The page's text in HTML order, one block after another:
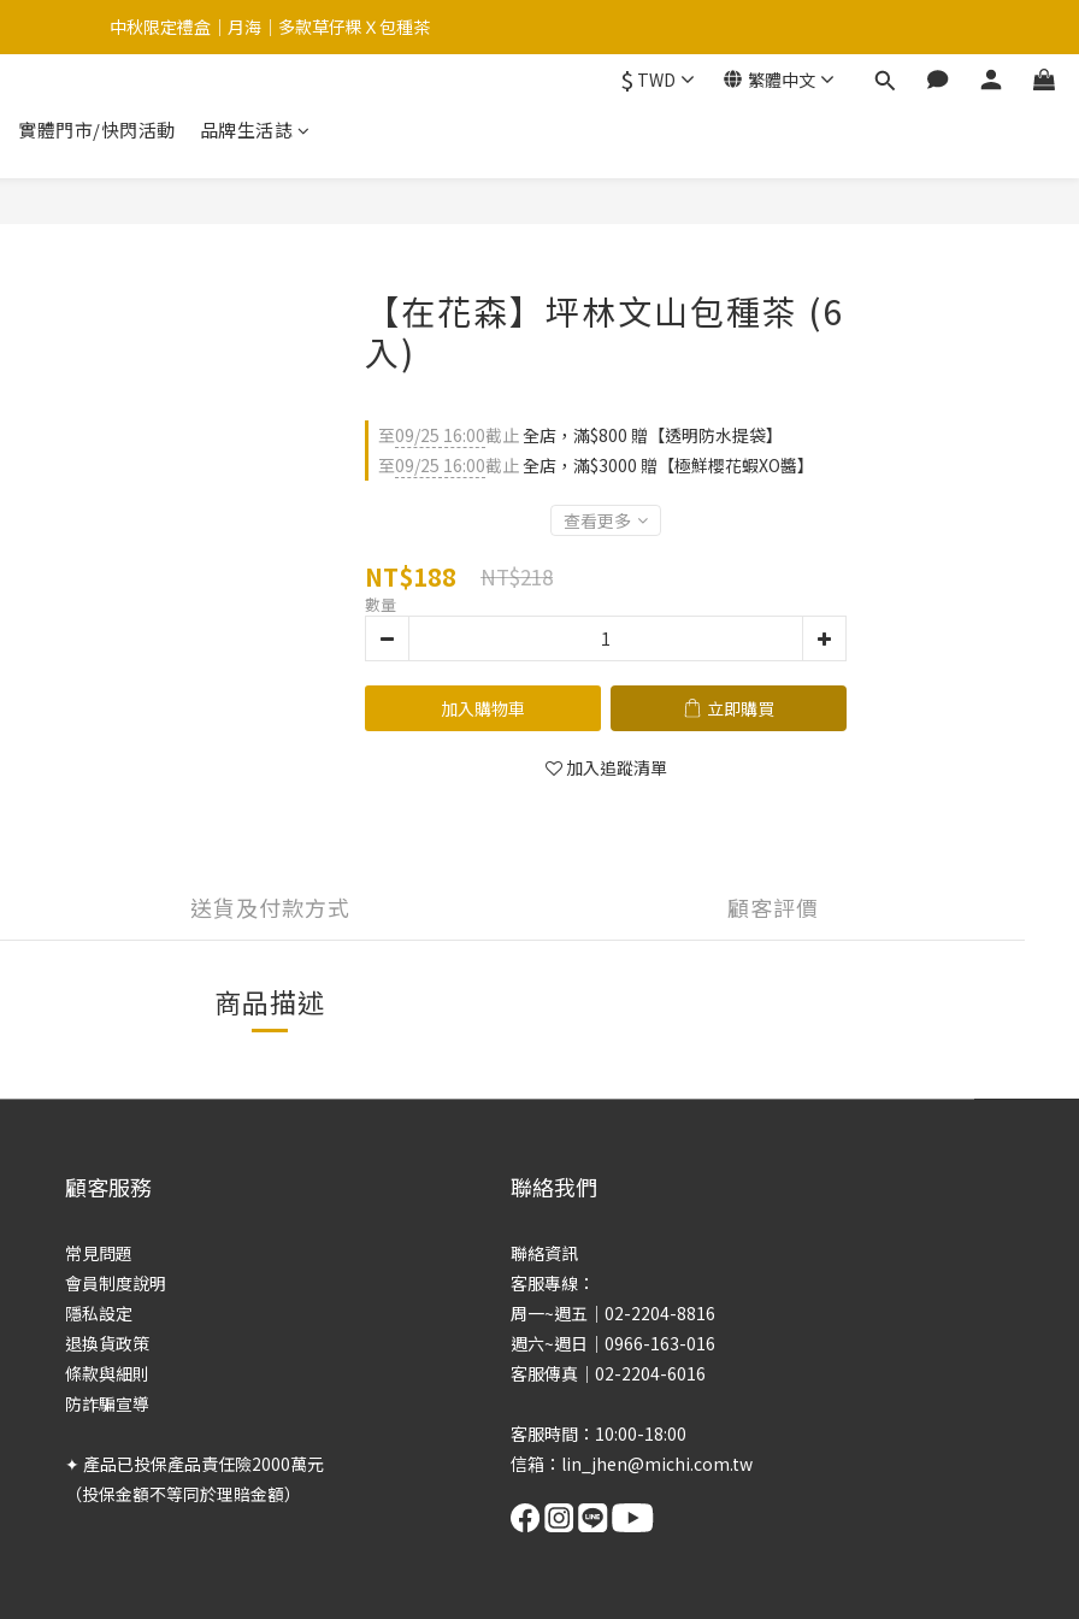
中秋限定-福滿糕 〔預購中〕8/12開始出貨
中秋限定禮盒｜月海｜多款草仔粿Ｘ包種茶
$ TWD 繁體中文
實體門市/快閃活動 品牌生活誌
【在花森】坪林文山包種茶 (6
入)
至09/25 16:00截止全店，滿$800 贈【透明防水提袋】
至09/25 16:00截止全店，滿$3000 贈【極鮮櫻花蝦XO醬】
查看更多
NT$188 NT$218
數量
加入購物車 立即購買
加入追蹤清單
送貨及付款方式 顧客評價
商品描述
顧客服務
常見問題
會員制度說明
隱私設定
退換貨政策
條款與細則
防詐騙宣導
✦ 產品已投保產品責任險2000萬元
（投保金額不等同於理賠金額）
聯絡我們
聯絡資訊
客服專線：
周一~週五｜02-2204-8816
週六~週日｜0966-163-016
客服傳真｜02-2204-6016
客服時間：10:00-18:00
信箱：lin_jhen@michi.com.tw